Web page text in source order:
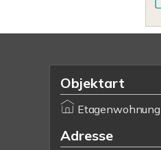
Objektart
Etagenwohnung
Adresse